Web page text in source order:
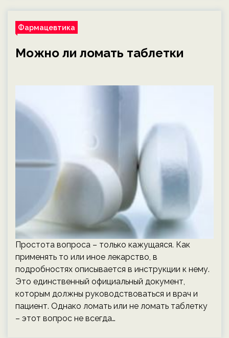
Фармацевтика
Можно ли ломать таблетки
Простота вопроса – только кажущаяся. Как
применять то или иное лекарство, в
подробностях описывается в инструкции к нему.
Это единственный официальный документ,
которым должны руководствоваться и врач и
пациент. Однако ломать или не ломать таблетку
– этот вопрос не всегда…